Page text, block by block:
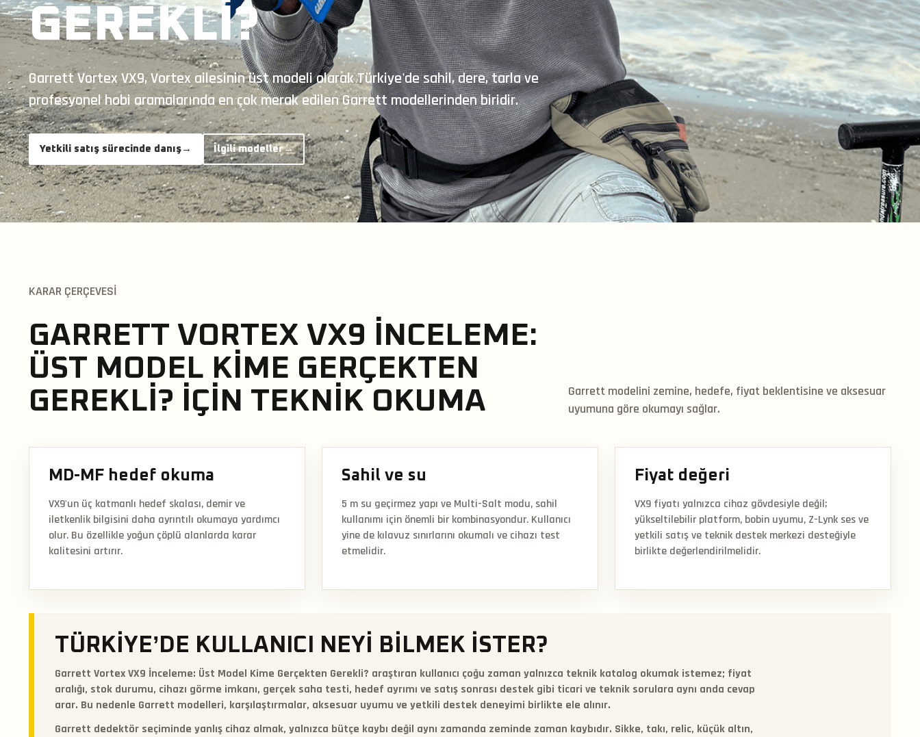
GEREKLI?
Garrett Vortex VX9, Vortex ailesinin üst modeli olarak Türkiye'de sahil, dere, tarla ve
profesyonel hobi aramalarında en çok merak edilen Garrett modellerinden biridir.
Yetkili satış sürecinde danış → İlgili modeller→
KARAR ÇERÇEVESI
GARRETT VORTEX VX9 İNCELEME:
ÜST MODEL KIME GERÇEKTEN
GEREKLI? IÇIN TEKNIK OKUMA
Garrett modelini zemine, hedefe, fiyat beklentisine ve aksesuar
uyumuna göre okumayı sağlar.
MD-MF hedef okuma
VX9'un üç katmanlı hedef skalası, demir ve
iletkenlik bilgisini daha ayrıntılı okumaya yardımcı
olur. Bu özellikle yoğun çöplü alanlarda karar
kalitesini artırır.
Sahil ve su
5 m su geçirmez yapı ve Multi-Salt modu, sahil
kullanımı için önemli bir kombinasyondur. Kullanıcı
yine de kılavuz sınırlarını okumalı ve cihazı test
etmelidir.
Fiyat değeri
VX9 fiyatı yalnızca cihaz gövdesiyle değil;
yükseltilebilir platform, bobin uyumu, Z-Lynk ses ve
yetkili satış ve teknik destek merkezi desteğiyle
birlikte değerlendirilmelidir.
TÜRKIYE’DE KULLANICI NEYI BILMEK ISTER?
Garrett Vortex VX9 İnceleme: Üst Model Kime Gerçekten Gerekli? araştıran kullanıcı çoğu zaman yalnızca teknik katalog okumak istemez; fiyat
aralığı, stok durumu, cihazı görme imkanı, gerçek saha testi, hedef ayrımı ve satış sonrası destek gibi ticari ve teknik sorulara aynı anda cevap
arar. Bu nedenle Garrett modelleri, karşılaştırmalar, aksesuar uyumu ve yetkili destek deneyimi birlikte ele alınır.
Garrett dedektör seçiminde yanlış cihaz almak, yalnızca bütçe kaybı değil aynı zamanda zeminde zaman kaybıdır. Sikke, takı, relic, küçük altın,